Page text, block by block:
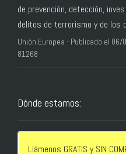
de prevención, detección,
delitos de terrorismo y de los
Unión Europea - Publicado el
81268
Dónde estamos:
Llámenos GRATIS y SIN